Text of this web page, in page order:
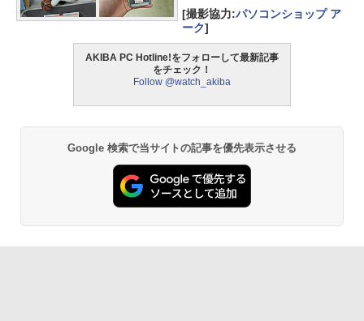
[撮影協力:パソコンショップ ア
ーク]
AKIBA PC Hotline!をフォローして最新記事
をチェック！
Follow @watch_akiba
Google 検索で当サイトの記事を優先表示させる